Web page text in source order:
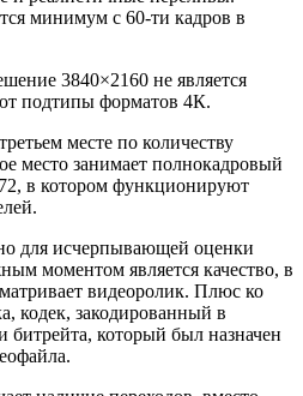
интернет соединения,
просмотром
на онлайн площадках или
обществе люди привыкли
и остановок. В случае, когда
заканчивается постоянными
это значит, что скорость
высокая.
считать, что скорость
мегабайте в секунду
По факту скорость
того или иного интернет
на деле.